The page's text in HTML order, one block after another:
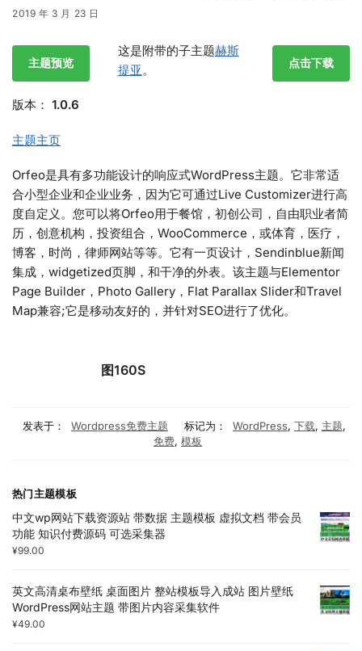
2019 年 3 月 23 日
主题预览 点击下载
这是附带的子主题赫斯
提亚。
版本： 1.0.6
主题主页
Orfeo是具有多功能设计的响应式WordPress主题。它非常适
合小型企业和企业业务，因为它可通过Live Customizer进行高
度自定义。您可以将Orfeo用于餐馆，初创公司，自由职业者简
历，创意机构，投资组合，WooCommerce，或体育，医疗，
博客，时尚，律师网站等等。它有一页设计，Sendinblue新闻
集成，widgetized页脚，和干净的外表。该主题与Elementor
Page Builder，Photo Gallery，Flat Parallax Slider和Travel
Map兼容;它是移动友好的，并针对SEO进行了优化。
图160S
发表于： Wordpress免费主题 标记为： WordPress, 下载, 主题,
免费, 模板
热门主题模板
中文wp网站下载资源站 带数据 主题模板 虚拟文档 带会员
功能 知识付费源码 可选采集器
¥99.00
英文高清桌布壁纸 桌面图片 整站模板导入成站 图片壁纸
WordPress网站主题 带图片内容采集软件
¥49.00